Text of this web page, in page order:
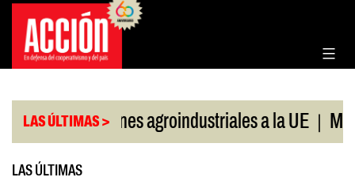
Saltar
contenido
LAS ÚLTIMAS >
Exportaciones agroindustriales a la UE |
LAS ÚLTIMAS